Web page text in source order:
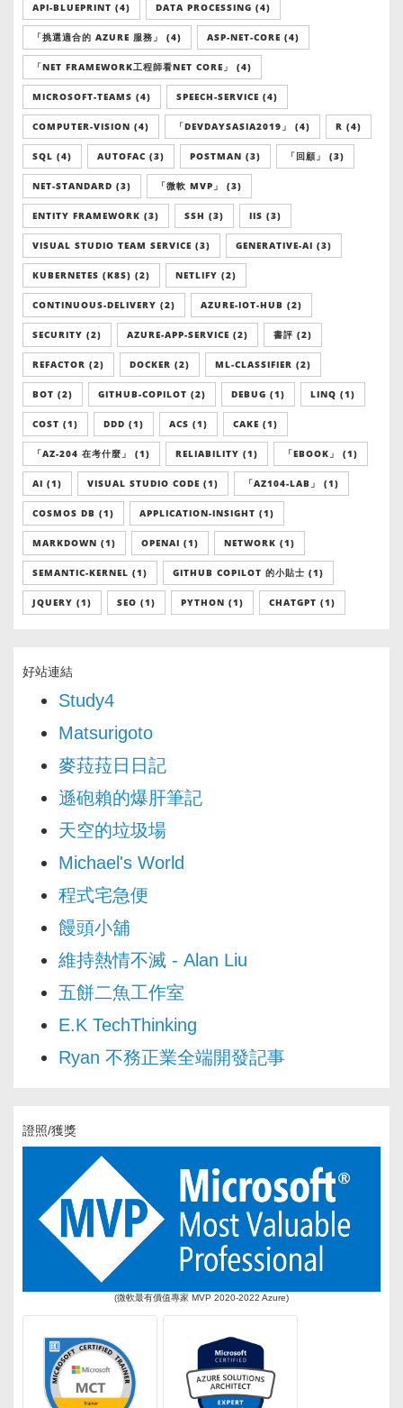
API-BLUEPRINT (4) DATA PROCESSING (4)
「挑選適合的 AZURE 服務」 (4) ASP-NET-CORE (4)
「NET FRAMEWORK工程師看NET CORE」 (4)
MICROSOFT-TEAMS (4) SPEECH-SERVICE (4)
COMPUTER-VISION (4) 「DEVDAYSASIA2019」 (4) R (4)
SQL (4) AUTOFAC (3) POSTMAN (3) 「回顧」 (3)
NET-STANDARD (3) 「微軟 MVP」 (3)
ENTITY FRAMEWORK (3) SSH (3) IIS (3)
VISUAL STUDIO TEAM SERVICE (3) GENERATIVE-AI (3)
KUBERNETES (K8S) (2) NETLIFY (2)
CONTINUOUS-DELIVERY (2) AZURE-IOT-HUB (2)
SECURITY (2) AZURE-APP-SERVICE (2) 書評 (2)
REFACTOR (2) DOCKER (2) ML-CLASSIFIER (2)
BOT (2) GITHUB-COPILOT (2) DEBUG (1) LINQ (1)
COST (1) DDD (1) ACS (1) CAKE (1)
「AZ-204 在考什麼」 (1) RELIABILITY (1) 「EBOOK」 (1)
AI (1) VISUAL STUDIO CODE (1) 「AZ104-LAB」 (1)
COSMOS DB (1) APPLICATION-INSIGHT (1)
MARKDOWN (1) OPENAI (1) NETWORK (1)
SEMANTIC-KERNEL (1) GITHUB COPILOT 的小貼士 (1)
JQUERY (1) SEO (1) PYTHON (1) CHATGPT (1)
好站連結
Study4
Matsurigoto
麥菈菈日日記
遜砲賴的爆肝筆記
天空的垃圾場
Michael's World
程式宅急便
饅頭小舖
維持熱情不滅 - Alan Liu
五餅二魚工作室
E.K TechThinking
Ryan 不務正業全端開發記事
證照/獲獎
(微軟最有價值專家 MVP 2020-2022 Azure)